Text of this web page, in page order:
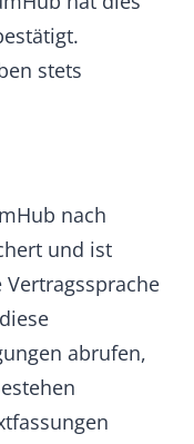
nach
ist
Wortlaut
Open